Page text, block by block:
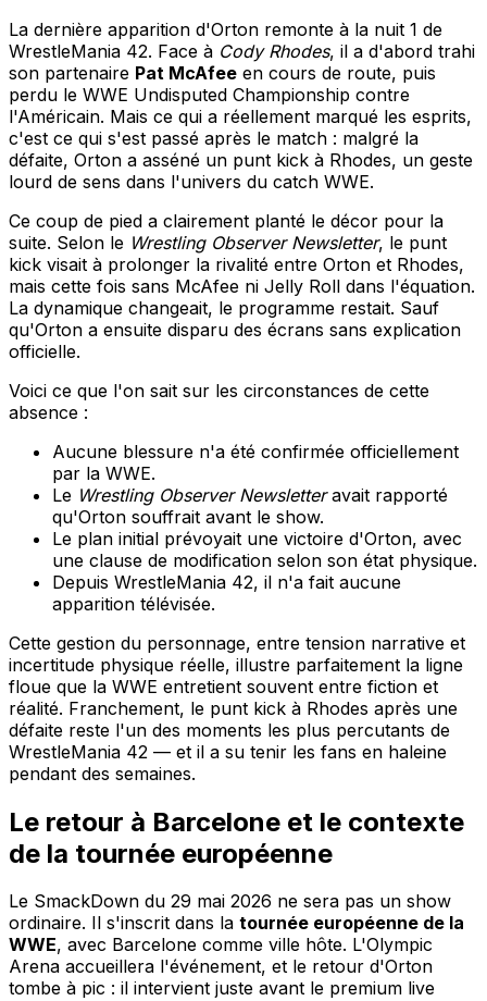
La dernière apparition d'Orton remonte à la nuit 1 de
WrestleMania 42. Face à Cody Rhodes, il a d'abord trahi
son partenaire Pat McAfee en cours de route, puis
perdu le WWE Undisputed Championship contre
l'Américain. Mais ce qui a réellement marqué les esprits,
c'est ce qui s'est passé après le match : malgré la
défaite, Orton a asséné un punt kick à Rhodes, un geste
lourd de sens dans l'univers du catch WWE.
Ce coup de pied a clairement planté le décor pour la
suite. Selon le Wrestling Observer Newsletter, le punt
kick visait à prolonger la rivalité entre Orton et Rhodes,
mais cette fois sans McAfee ni Jelly Roll dans l'équation.
La dynamique changeait, le programme restait. Sauf
qu'Orton a ensuite disparu des écrans sans explication
officielle.
Voici ce que l'on sait sur les circonstances de cette
absence :
Aucune blessure n'a été confirmée officiellement
par la WWE.
Le Wrestling Observer Newsletteravait rapporté
qu'Orton souffrait avant le show.
Le plan initial prévoyait une victoire d'Orton, avec
une clause de modification selon son état physique.
Depuis WrestleMania 42, il n'a fait aucune
apparition télévisée.
Cette gestion du personnage, entre tension narrative et
incertitude physique réelle, illustre parfaitement la ligne
floue que la WWE entretient souvent entre fiction et
réalité. Franchement, le punt kick à Rhodes après une
défaite reste l'un des moments les plus percutants de
WrestleMania 42 — et il a su tenir les fans en haleine
pendant des semaines.
Le retour à Barcelone et le contexte
de la tournée européenne
Le SmackDown du 29 mai 2026 ne sera pas un show
ordinaire. Il s'inscrit dans la tournée européenne de la
WWE, avec Barcelone comme ville hôte. L'Olympic
Arena accueillera l'événement, et le retour d'Orton
tombe à pic : il intervient juste avant le premium live